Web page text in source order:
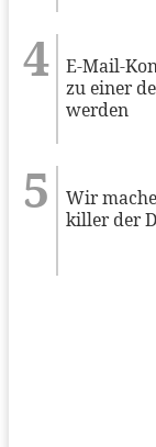
E-Mail-
zu einer
werden
Wir
killer der